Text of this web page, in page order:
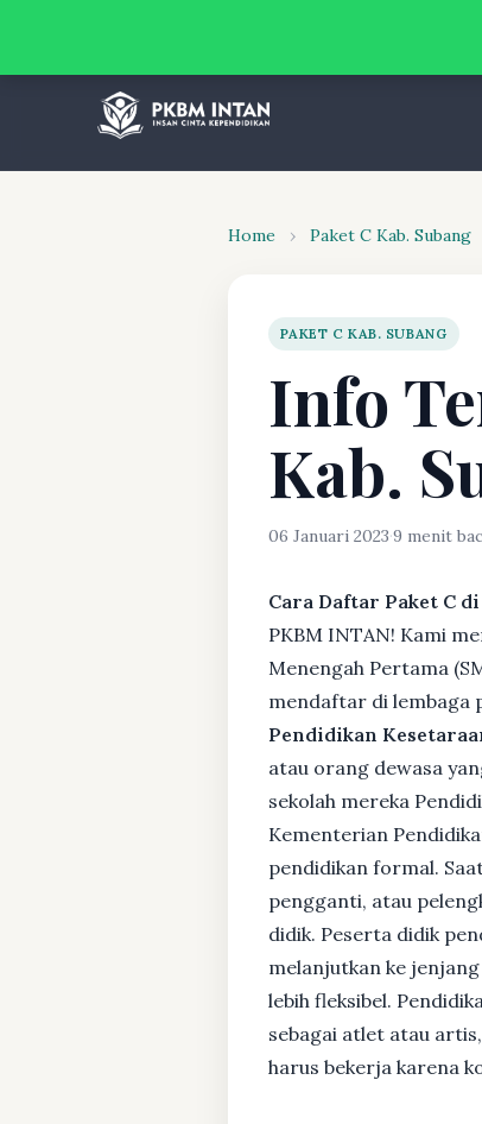
Home › Paket C Kab. Subang
PAKET C KAB. SUBANG
Info
Kab.
06 Januari 2023·9 menit
Cara Daftar Paket C
PKBM INTAN! Kami
Menengah Pertama
mendaftar di lembaga
Pendidikan
atau orang dewasa
sekolah mereka
Kementerian
pendidikan formal.
pengganti, atau
didik. Peserta didik
melanjutkan ke
lebih fleksibel.
sebagai atlet atau
harus bekerja karena